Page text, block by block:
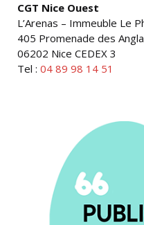
CGT Nice Ouest
L’Arenas – Immeuble Le
405 Promenade des
06202 Nice CEDEX 3
Tel : 04 89 98 14 51